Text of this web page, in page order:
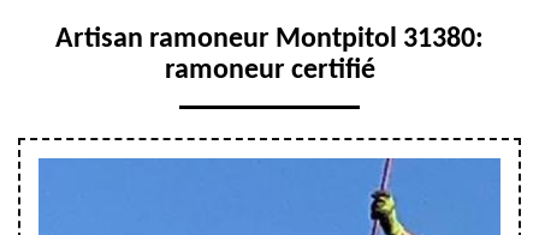
Artisan ramoneur Montpitol 31380:
ramoneur certifié